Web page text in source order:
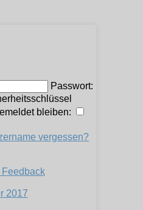
Passwort:
bleiben:
vergessen?
2017